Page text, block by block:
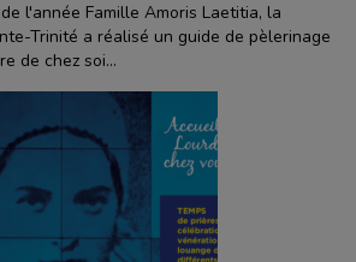
l'année Famille Amoris Laetitia, la
Trinité a réalisé un guide de pèlerinage
de chez soi...